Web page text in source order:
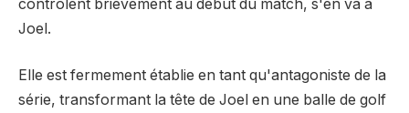
contrôlent brièvement au début du match, s'en va à
Joel.
Elle est fermement établie en tant qu'antagoniste de la
série, transformant la tête de Joel en une balle de golf